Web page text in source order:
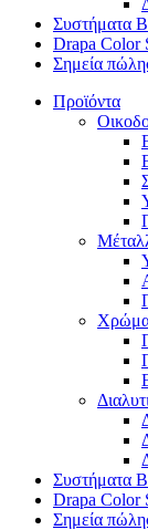
Συστήματα
Drapa Color
Σημεία
Προϊόντα
Συστήματα
Drapa Color
Σημεία